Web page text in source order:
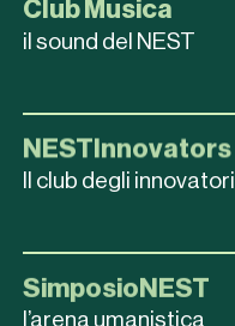
Club Musica
il sound del NEST
NESTInnovators
Il club degli innovatori
SimposioNEST
l’arena umanistica